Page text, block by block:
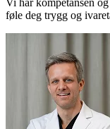
Vi har kompetansen
føle deg trygg og